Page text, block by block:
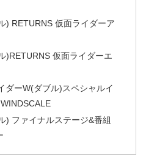
) RETURNS 仮面ライダーア
)RETURNS 仮面ライダーエ
ダーW(ダブル)スペシャルイ
) ファイナルステージ&番組